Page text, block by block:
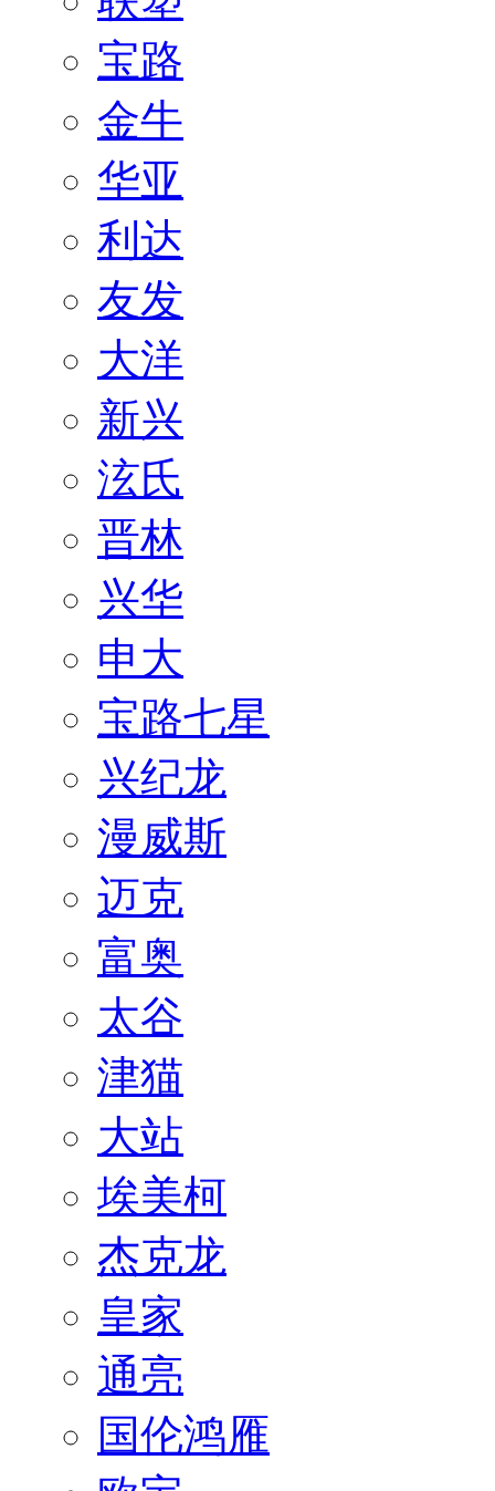
宝路
金牛
华亚
利达
友发
大洋
新兴
泫氏
晋林
兴华
申大
宝路七星
兴纪龙
漫威斯
迈克
富奥
太谷
津猫
大站
埃美柯
杰克龙
皇家
通亮
国伦鸿雁